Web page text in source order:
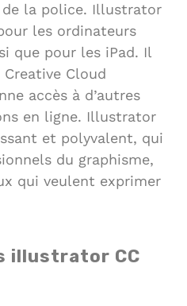
de la police. Illustrator
les ordinateurs
que pour les iPad. Il
Cloud
accès à d’autres
en ligne. Illustrator
et polyvalent, qui
du graphisme,
qui veulent exprimer
illustrator CC